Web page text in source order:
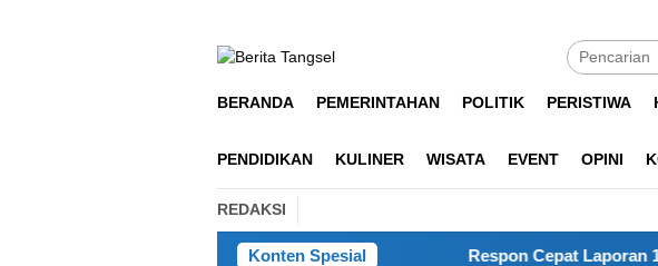
BERANDA PEMERINTAHAN POLITIK PERISTIWA
PENDIDIKAN KULINER WISATA EVENT OPINI
REDAKSI
Konten Spesial
Respon Cepat Laporan 110, Polsek